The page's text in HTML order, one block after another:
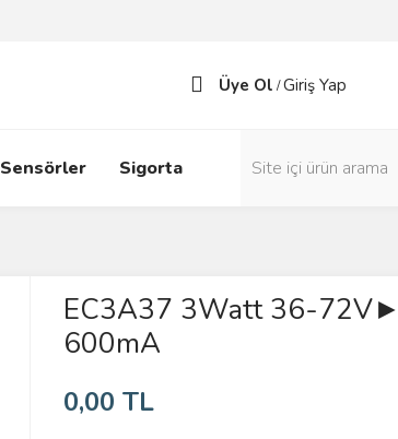
Üye Ol /Giriş Yap
Sensörler Sigorta
EC3A37 3Watt 36-
600mA
0,00 TL